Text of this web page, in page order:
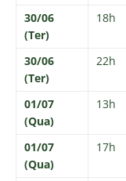
30/06
(Ter)
18h
30/06
(Ter)
22h
01/07
(Qua)
13h
01/07
(Qua)
17h